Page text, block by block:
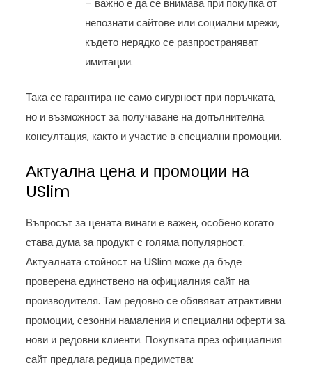
– важно е да се внимава при покупка от
непознати сайтове или социални мрежи,
където нерядко се разпространяват
имитации.
Така се гарантира не само сигурност при поръчката,
но и възможност за получаване на допълнителна
консултация, както и участие в специални промоции.
Актуална цена и промоции на
USlim
Въпросът за цената винаги е важен, особено когато
става дума за продукт с голяма популярност.
Актуалната стойност на USlim може да бъде
проверена единствено на официалния сайт на
производителя. Там редовно се обявяват атрактивни
промоции, сезонни намаления и специални оферти за
нови и редовни клиенти. Покупката през официалния
сайт предлага редица предимства: